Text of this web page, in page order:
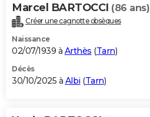
Bricolage
Lifestyle
Culture
Sport
Auto
Television
Voyage
Cinema
Marcel BARTOCCI (86 ans)
Créer une cagnotte obsèques
Naissance
02/07/1939 à Arthès (Tarn)
Décès
30/10/2025 à Albi (Tarn)